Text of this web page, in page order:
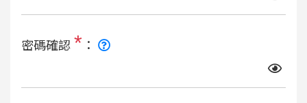
密碼確認 * ：